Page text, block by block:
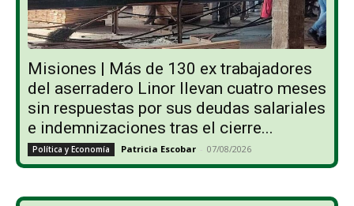
Misiones | Más de 130 ex trabajadores
del aserradero Linor llevan cuatro meses
sin respuestas por sus deudas salariales
e indemnizaciones tras el cierre...
Política y Economía Patricia Escobar - 07/08/2026